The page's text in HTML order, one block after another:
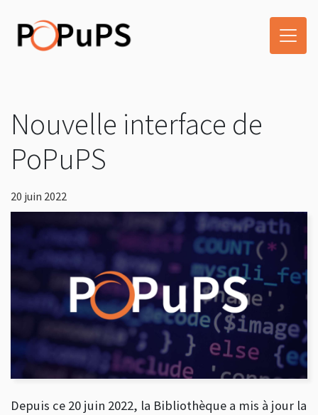
Nouvelle interface de
PoPuPS
20 juin 2022
Depuis ce 20 juin 2022, la Bibliothèque a mis à jour la